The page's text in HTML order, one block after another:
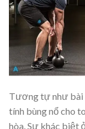
Tương tự như bài
tính bùng nổ cho
hòa. Sự khác biệt